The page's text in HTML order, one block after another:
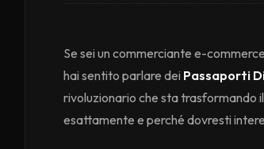
Se sei un commerciante e-
hai sentito parlare dei Passaporti
rivoluzionario che sta trasformando
esattamente e perché dovresti